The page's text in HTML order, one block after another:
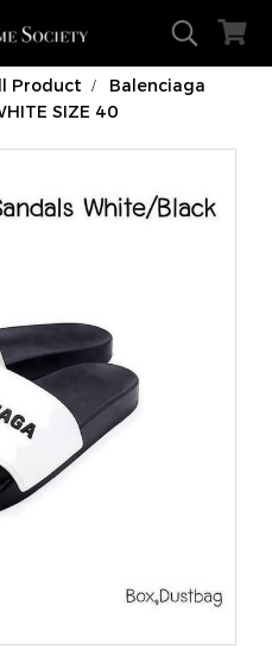
Product
Balenciaga
SIZE 40